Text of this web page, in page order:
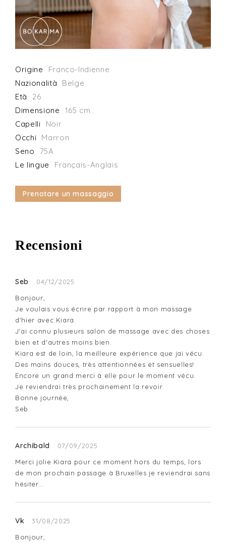
Origine
Franco-Indienne
Nazionalità
Belge
Età
26
Dimensione
165 cm
Capelli
Noir
Occhi Marron
Seno
75A
Le lingue
Français-Anglais
Prenotare un massaggio
Recensioni
Seb
04/12/2025
Bonjour,
Je voulais vous écrire par rapport à mon massage
d'hier avec Kiara.
J'ai connu plusieurs salon de massage avec des choses
bien et d'autres moins bien.
Kiara est de loin, la meilleure expérience que jai vécu.
Des mains douces, très attentionnées et sensuelles!
Encore un grand merci à elle pour le moment vécu.
Je reviendrai très prochainement la revoir.
Bonne journée,
Seb
Archibald
07/09/2025
Merci jolie Kiara pour ce moment hors du temps, lors
de mon prochain passage à Bruxelles je reviendrai sans
hésiter...
Vk
31/08/2025
Bonjour,